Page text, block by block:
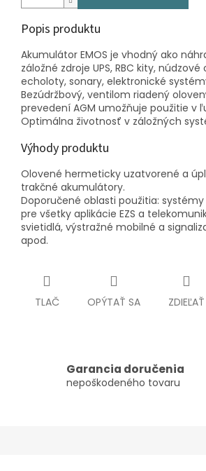
Popis produktu
Akumulátor EMOS je vhodný ako
záložné zdroje UPS, RBC kity,
echoloty, sonary, elektronické systémy
Bezúdržbový, ventilom riadený
prevedení AGM umožňuje použitie v
Optimálna životnosť v záložných
Výhody produktu
Olovené hermeticky uzatvorené a
trakčné akumulátory.
Doporučené oblasti použitia: systémy
pre všetky aplikácie EZS a
svietidlá, výstražné mobilné a
apod.
TLAČ OPÝTAŤ SA ZDIEĽAŤ
Garancia doručenia
nepoškodeného tovaru